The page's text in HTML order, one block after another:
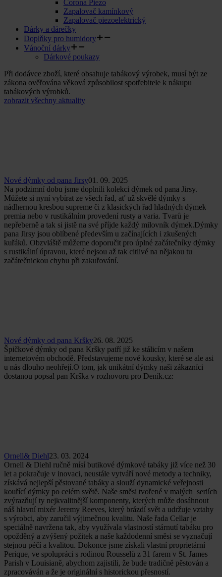
Corona Piezo
Zapalovač kamínkový
Zapalovač piezoelektrický
Dárky a dárečky
Doplňky pro humidory
Vánoční dárky
Dárkové poukazy
Při dodávce zboží, které obsahuje tabákový výrobek, musí být ze
zákona ověřována věková způsobilost spotřebitele k nákupu
tabákových výrobků.
zobrazit všechny aktuality
Nové dýmky od pana Jirsy01. 09. 2025
Na podzimní dobu jsme doplnili kolekci dýmek od pana Jirsy.
Můžete si nyní vybírat ze všech řad, ať už skvělé dýmky s
nádhernou kresbou supreme či z klasických řad hladných dýmek
premia nebo v rustikálním provedení rusty a varia. Tvarů je
nepřeberně a tak si jistě na své příjde každý milovník dýmek.Dýmky
pana Jirsy jsou oblíbené především u začínajících i zkušených
kuřáků. Obzvláště můžeme doporučit pro úplné začátečníky dýmky
s rustikální úpravou, které nejsou až tak citlivé na nějakou tu
začátečnickou chybu při zakuřování.
Nové dýmky od pana Kršky26. 08. 2025
Špičkové dýmky od pana Kršky patří již ke stálicím v našem
internetovém obchodě. Představujeme nové kousky, které se ale asi
u nás dlouho neohřejí.O tom, jak unikátní dýmky naši zákazníci
dostanou popsal pan Krška v rozhovoru pro Deník.cz:
Ornell& Diehl23. 03. 2024
Ornell & Diehl ručně mísí butikové dýmkové tabáky již více než 30
let a pokračuje v inovaci, neustále vytváří nové metody a techniky,
získává nejlepší pěstované tabáky a slouží dynamické veřejnosti
kouřící dýmky po celém světě. Naše směsi tvořené v malých seriích
zvýrazňují ty nejkvalitnější komponenty, kterých může dosáhnout
náš hlavní mixér Jeremy Reeves, který brázdí svět a udržuje vztahy
s výrobci, aby zaručil výjimečnou kvalitu. Naše řada Cellar je
speciálně navržena tak, aby využívala vlastností stárnutí tabáku pro
opožděný a zvýšený požitek a naše každodenní směsi se vyznačují
stejnou péčí a kvalitou. Dokonce jsme získali vlastní proprietární
Perique, ve spolupráci s rodinou Rousselů z 31 farem v St. James
Parish v Louisianě, abychom zajistili, že bude tradičně pěstován a
zpracováván a že je originální s historickou přesností.